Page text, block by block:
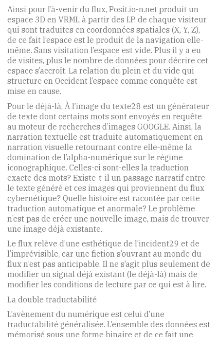
Ainsi pour l’à-venir du flux, Posit.io-n.net produit un
espace 3D en VRML à partir des I.P. de chaque visiteur
qui sont traduites en coordonnées spatiales (X, Y, Z),
de ce fait l’espace est le produit de la navigation elle-
même. Sans visitation l’espace est vide. Plus il y a eu
de visites, plus le nombre de données pour décrire cet
espace s’accroît. La relation du plein et du vide qui
structure en Occident l’espace comme conquête est
mise en cause.
Pour le déjà-là, À l’image du texte28 est un générateur
de texte dont certains mots sont envoyés en requête
au moteur de recherches d’images GOOGLE. Ainsi, la
narration textuelle est traduite automatiquement en
narration visuelle retournant contre elle-même la
domination de l’alpha-numérique sur le régime
iconographique. Celles-ci sont-elles la traduction
exacte des mots? Existe-t-il un passage narratif entre
le texte généré et ces images qui proviennent du flux
cybernétique? Quelle histoire est racontée par cette
traduction automatique et anormale? Le problème
n’est pas de créer une nouvelle image, mais de trouver
une image déjà existante.
Le flux relève d’une esthétique de l’incident29 et de
l’imprévisible, car une fiction s’ouvrant au monde du
flux n’est pas anticipable. Il ne s’agit plus seulement de
modifier un signal déjà existant (le déjà-là) mais de
modifier les conditions de lecture par ce qui est à lire.
La double traductabilité
L’avènement du numérique est celui d’une
traductabilité généralisée. L’ensemble des données est
mémorisé sous une forme binaire et de ce fait une